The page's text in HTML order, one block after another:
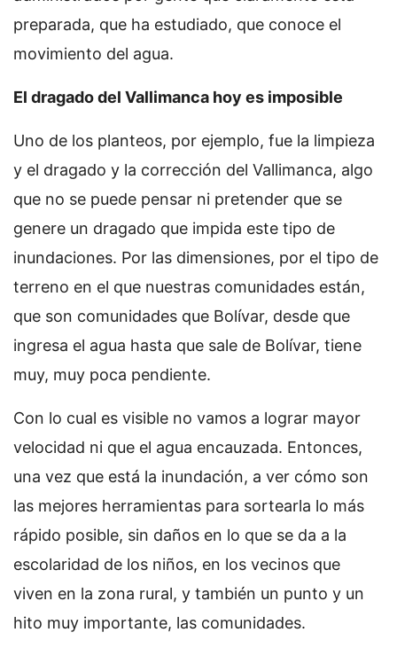
preparada, que ha estudiado, que conoce el
movimiento del agua.
El dragado del Vallimanca hoy es imposible
Uno de los planteos, por ejemplo, fue la limpieza
y el dragado y la corrección del Vallimanca, algo
que no se puede pensar ni pretender que se
genere un dragado que impida este tipo de
inundaciones. Por las dimensiones, por el tipo de
terreno en el que nuestras comunidades están,
que son comunidades que Bolívar, desde que
ingresa el agua hasta que sale de Bolívar, tiene
muy, muy poca pendiente.
Con lo cual es visible no vamos a lograr mayor
velocidad ni que el agua encauzada. Entonces,
una vez que está la inundación, a ver cómo son
las mejores herramientas para sortearla lo más
rápido posible, sin daños en lo que se da a la
escolaridad de los niños, en los vecinos que
viven en la zona rural, y también un punto y un
hito muy importante, las comunidades.